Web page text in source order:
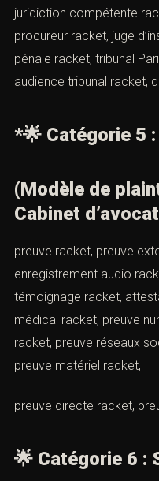
civil racket, procédure
racket, procédure pénale
conservatoire racket
🌟Catégorie 4 :
tribunal civil racket,
d’appel racket, cour de
juridiction compétente
procureur racket, juge
pénale racket, tribunal
racket, audience tribunal
racket
(Modèle de
Cabinet